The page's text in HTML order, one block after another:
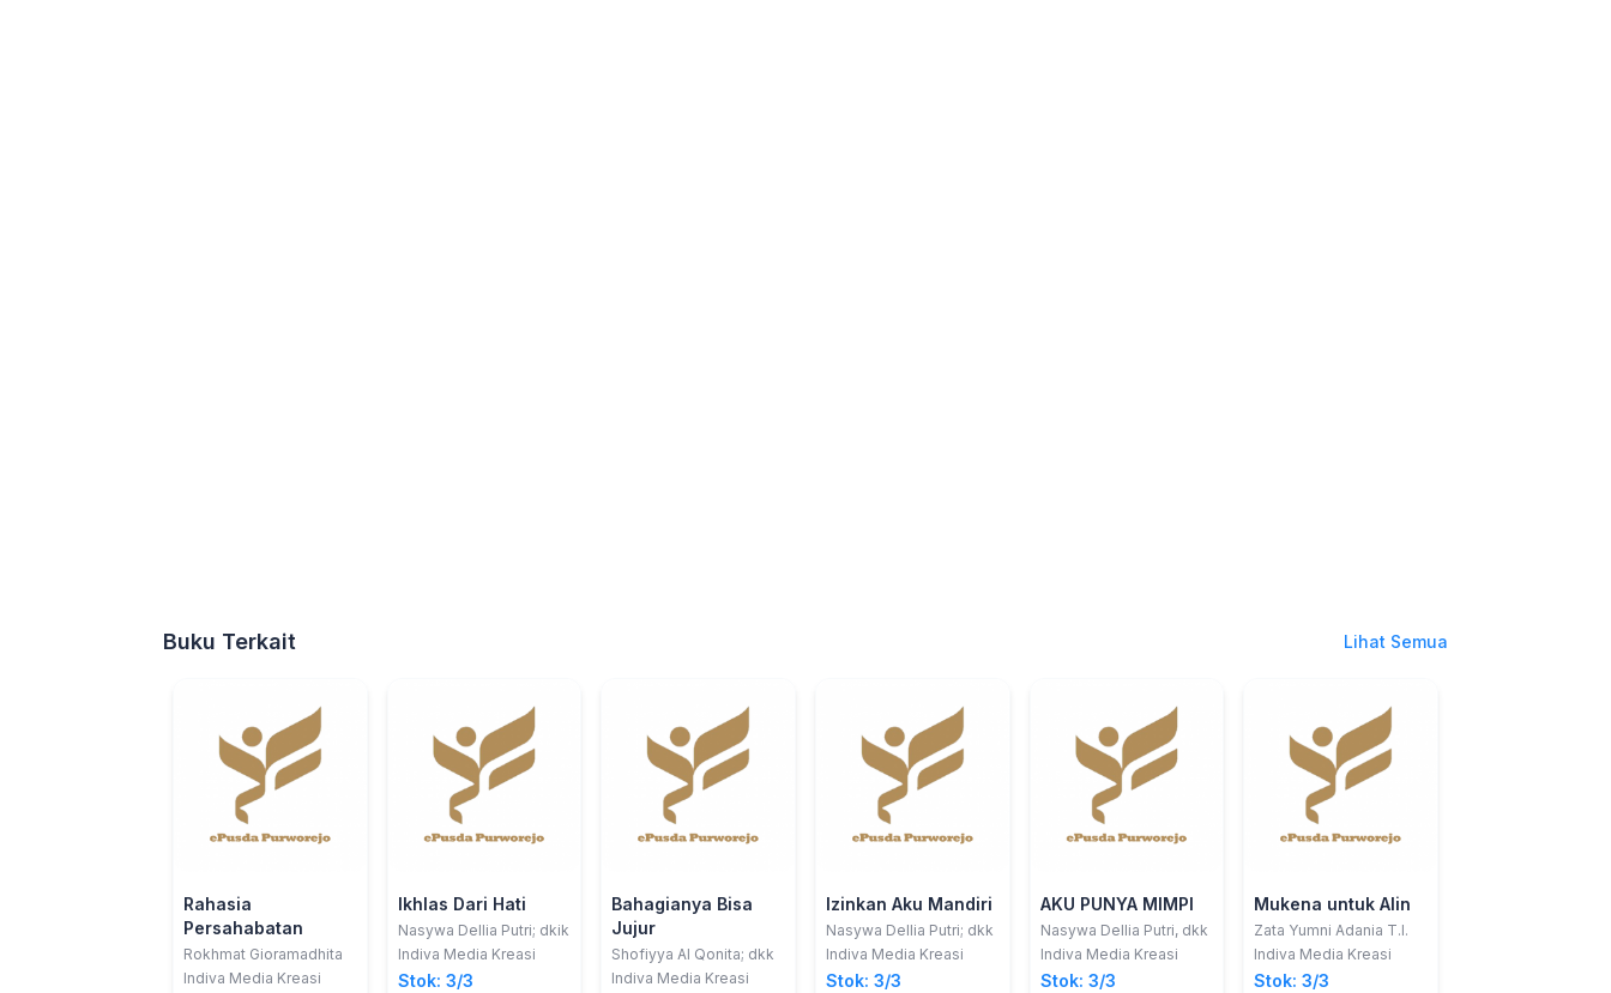
Buku Terkait Lihat Semua
Rahasia
Persahabatan
Rokhmat Gioramadhita
Indiva Media Kreasi
Ikhlas Dari Hati
Nasywa Dellia Putri; dkik
Indiva Media Kreasi
Stok: 3/3
Bahagianya Bisa
Jujur
Shofiyya Al Qonita; dkk
Indiva Media Kreasi
Izinkan Aku Mandiri
Nasywa Dellia Putri; dkk
Indiva Media Kreasi
Stok: 3/3
AKU PUNYA MIMPI
Nasywa Dellia Putri, dkk
Indiva Media Kreasi
Stok: 3/3
Mukena untuk Alin
Zata Yumni Adania T.I.
Indiva Media Kreasi
Stok: 3/3